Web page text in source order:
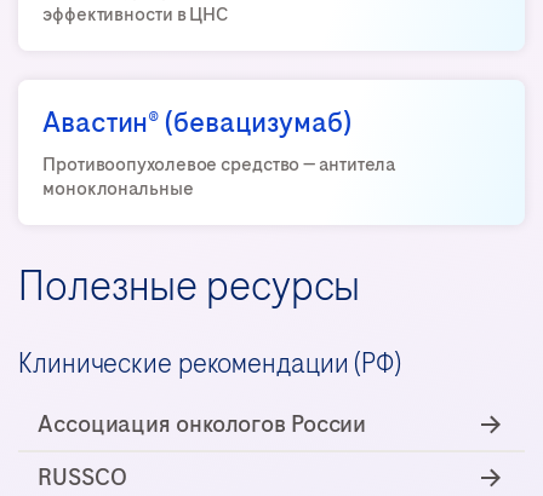
эффективности в ЦНС
Авастин® (бевацизумаб)
Противоопухолевое средство — антитела
моноклональные
Полезные ресурсы
Клинические рекомендации (РФ)
Ассоциация онкологов России
RUSSCO